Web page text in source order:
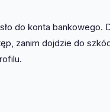
do konta bankowego.
zanim dojdzie do